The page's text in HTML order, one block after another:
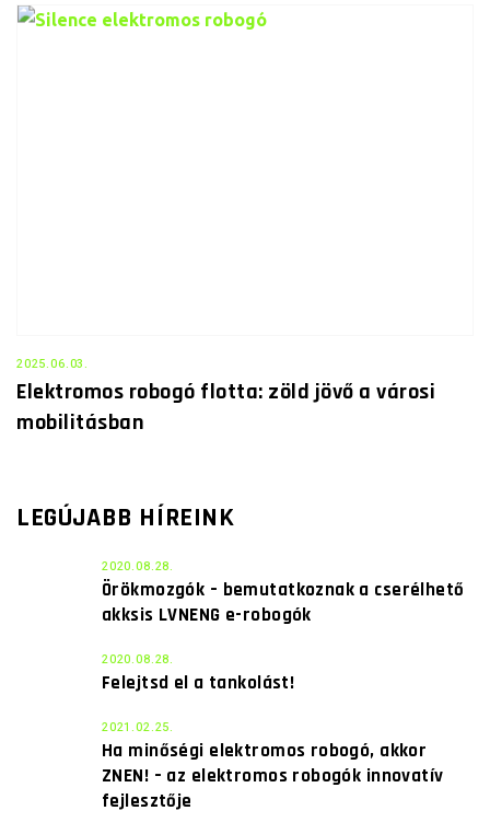
2025.06.03.
Elektromos robogó flotta: zöld jövő a városi
mobilitásban
LEGÚJABB HÍREINK
2020.08.28.
Örökmozgók – bemutatkoznak a cserélhető
akksis LVNENG e-robogók
2020.08.28.
Felejtsd el a tankolást!
2021.02.25.
Ha minőségi elektromos robogó, akkor
ZNEN! – az elektromos robogók innovatív
fejlesztője